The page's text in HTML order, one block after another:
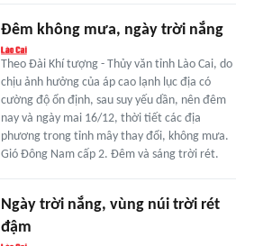
Đêm không mưa, ngày trời nắng
Theo Đài Khí tượng - Thủy văn tỉnh Lào Cai, do
chịu ảnh hưởng của áp cao lạnh lục địa có
cường độ ổn định, sau suy yếu dần, nên đêm
nay và ngày mai 16/12, thời tiết các địa
phương trong tỉnh mây thay đổi, không mưa.
Gió Đông Nam cấp 2. Đêm và sáng trời rét.
Ngày trời nắng, vùng núi trời rét
đậm